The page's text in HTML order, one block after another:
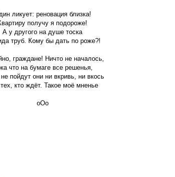
ликует: реновация близка!
получу я подороже!
А у другого на душе тоска
труб. Кому бы дать по роже?!
граждане! Ничто не началось,
что на бумаге все решенья,
пойдут они ни вкривь, ни вкось
кто ждёт. Такое моё мненье
оОо